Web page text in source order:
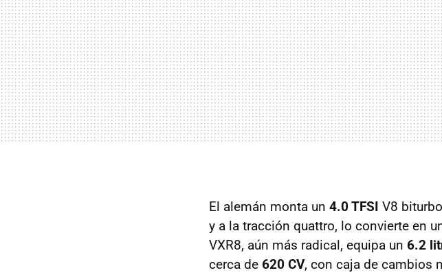
El alemán monta un 4.0 TFSI V8
y a la tracción quattro, lo convierte en
VXR8, aún más radical, equipa un 6.2
cerca de 620 CV, con caja de cambios